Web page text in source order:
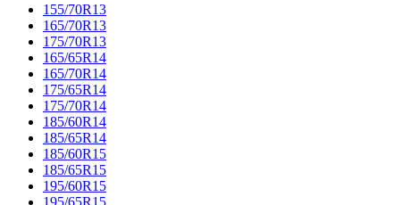
155/70R13
165/70R13
175/70R13
165/65R14
165/70R14
175/65R14
175/70R14
185/60R14
185/65R14
185/60R15
185/65R15
195/60R15
195/65R15